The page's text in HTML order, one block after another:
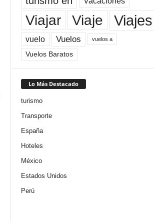
Viajar Viaje Viajes
vuelo Vuelos vuelos a
Vuelos Baratos
Lo Más Destacado
turismo
Transporte
España
Hoteles
México
Estados Unidos
Perú